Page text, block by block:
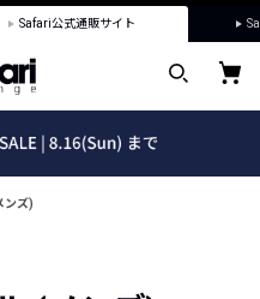
Safari公式通販サイト
ンズ)